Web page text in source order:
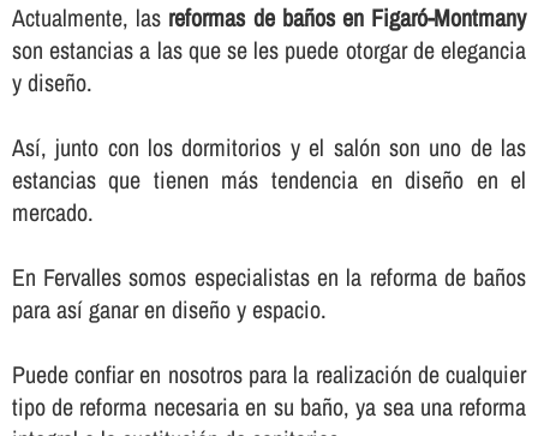
Actualmente, las reformas de baños en Figaró-Montmany
son estancias a las que se les puede otorgar de elegancia
y diseño.
Así­, junto con los dormitorios y el salón son uno de las
estancias que tienen más tendencia en diseño en el
mercado.
En Fervalles somos especialistas en la reforma de baños
para así­ ganar en diseño y espacio.
Puede confiar en nosotros para la realización de cualquier
tipo de reforma necesaria en su baño, ya sea una reforma